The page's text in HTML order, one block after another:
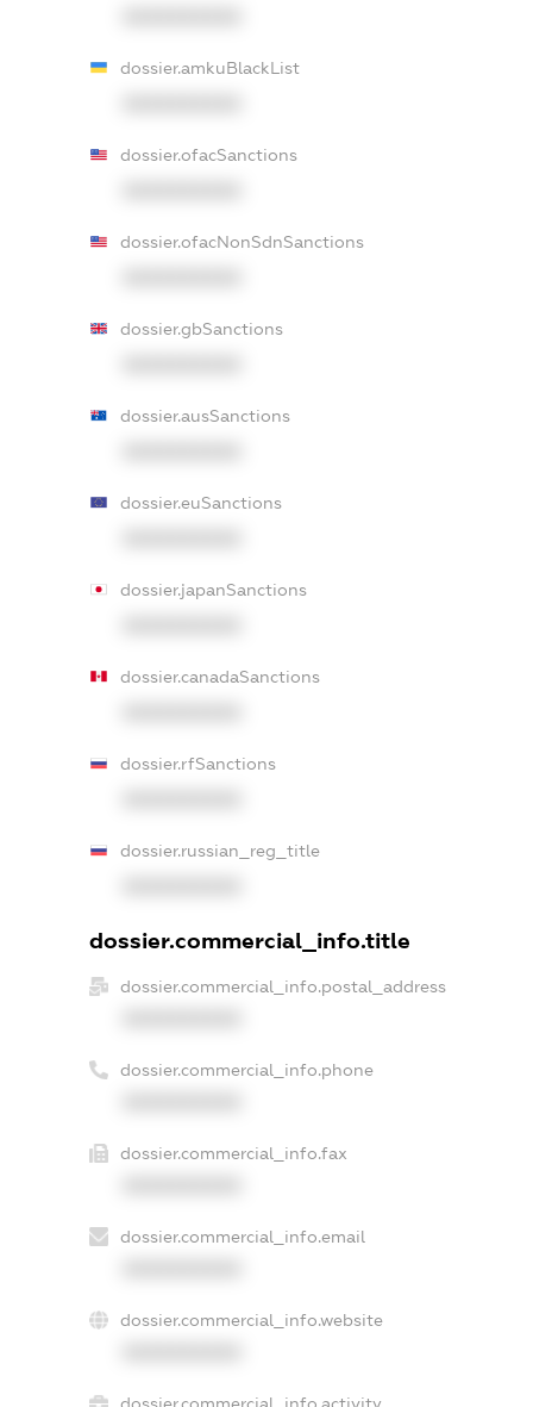
dossier.amkuBlackList
dossier.ofacSanctions
dossier.ofacNonSdnSanctions
dossier.gbSanctions
dossier.ausSanctions
dossier.euSanctions
dossier.japanSanctions
dossier.canadaSanctions
dossier.rfSanctions
dossier.russian_reg_title
dossier.commercial_info.title
dossier.commercial_info.postal_address
dossier.commercial_info.phone
dossier.commercial_info.fax
dossier.commercial_info.email
dossier.commercial_info.website
dossier.commercial_info.activity